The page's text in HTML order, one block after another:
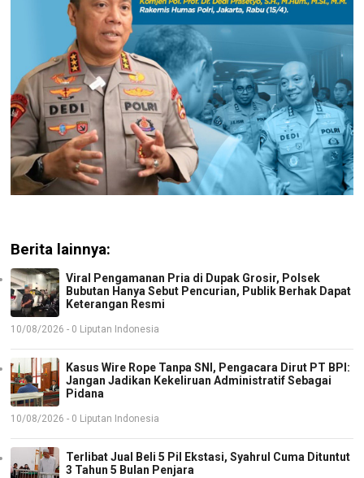
Berita lainnya:
Viral Pengamanan Pria di Dupak Grosir, Polsek
Bubutan Hanya Sebut Pencurian, Publik Berhak Dapat
Keterangan Resmi
10/08/2026 - 0 Liputan Indonesia
Kasus Wire Rope Tanpa SNI, Pengacara Dirut PT BPI:
Jangan Jadikan Kekeliruan Administratif Sebagai
Pidana
10/08/2026 - 0 Liputan Indonesia
Terlibat Jual Beli 5 Pil Ekstasi, Syahrul Cuma Dituntut
3 Tahun 5 Bulan Penjara